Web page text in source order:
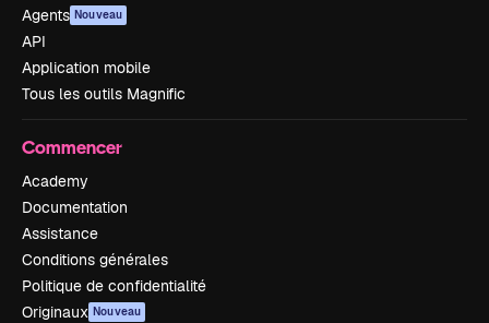
Agents Nouveau
API
Application mobile
Tous les outils Magnific
Commencer
Academy
Documentation
Assistance
Conditions générales
Politique de confidentialité
Originaux Nouveau